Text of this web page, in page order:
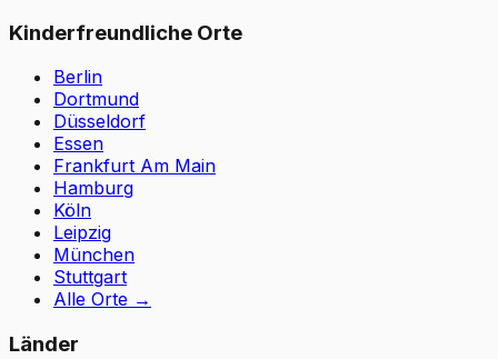
Kinderfreundliche Orte
Berlin
Dortmund
Düsseldorf
Essen
Frankfurt Am Main
Hamburg
Köln
Leipzig
München
Stuttgart
Alle Orte →
Länder